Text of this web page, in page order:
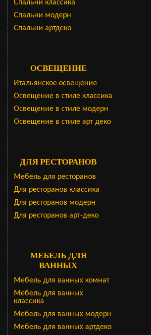
Cпальни классика
Спальни модерн
Спальни артдеко
ОСВЕЩЕНИЕ
Итальянское освещение
Освещение в стиле классика
Освещение в стиле модерн
Освещение в стиле арт деко
ДЛЯ РЕСТОРАНОВ
Мебель для ресторанов
Для ресторанов классика
Для ресторанов модерн
Для ресторанов арт-деко
МЕБЕЛЬ ДЛЯ
ВАННЫХ
Мебель для ванных комнат
Мебель для ванных
классика
Мебель для ванных модерн
Мебель для ванных артдеко